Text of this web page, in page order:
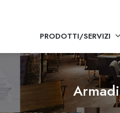
PRODOTTI/SERVIZI
Armadi